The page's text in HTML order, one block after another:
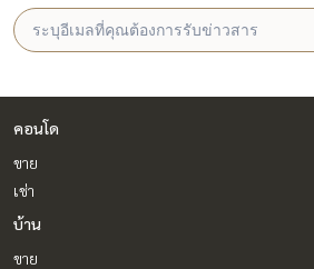
คอนโด
ขาย
เช่า
บ้าน
ขาย